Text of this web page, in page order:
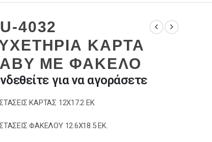
4032
ΚΑΡΤΑ
ΜΕ ΦΑΚΕΛΟ
για να αγοράσετε
ΚΑΡΤΑΣ 12Χ17.2 ΕΚ
ΦΑΚΕΛΟΥ 12.6Χ18.5 ΕΚ.